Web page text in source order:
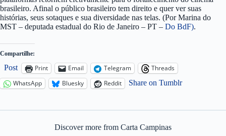
brasileiro. Afinal o público brasileiro tem direito e quer ver suas
histórias, seus sotaques e sua diversidade nas telas. (Por Marina do
MST – deputada estadual do Rio de Janeiro – PT – Do BdF).
Compartilhe:
Post Print Email Telegram
Threads
WhatsApp
Bluesky Reddit Share on Tumblr
Discover more from Carta Campinas